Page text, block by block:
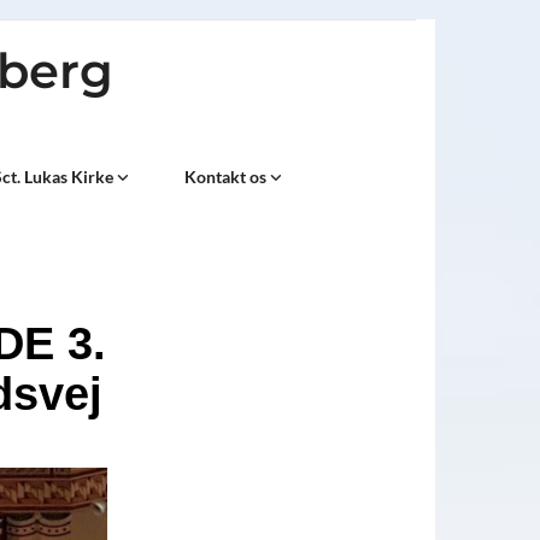
Lukas Kirke Kontakt os
3.